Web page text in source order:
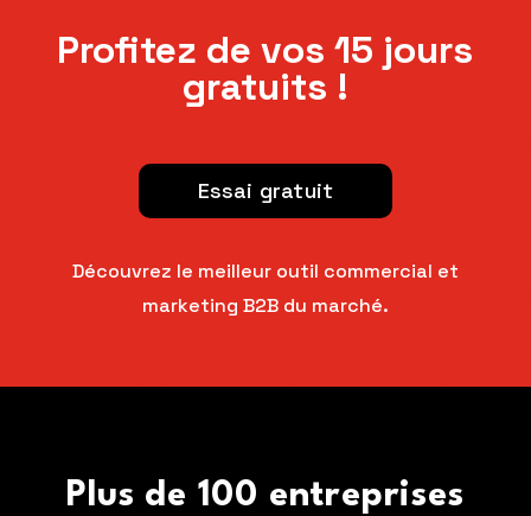
Profitez de vos 15 jours
gratuits !
Essai gratuit
Découvrez le meilleur outil commercial et
marketing B2B du marché.
Plus de 100 entreprises